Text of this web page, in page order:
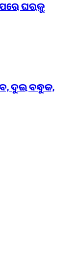
ପରେ ଘରକୁ
ଦୁଇ ବନ୍ଧୁକ,